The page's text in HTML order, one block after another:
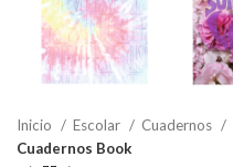
Inicio Escolar Cuadernos
Cuadernos Book